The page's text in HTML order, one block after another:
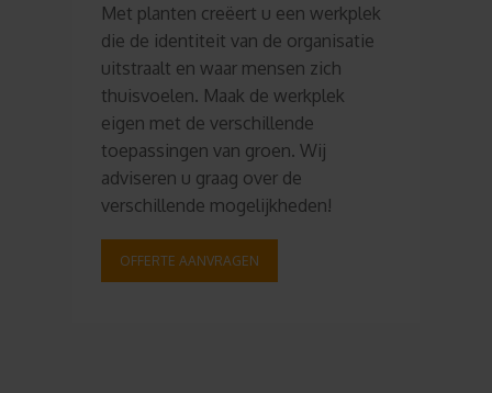
Met planten creëert u een werkplek
die de identiteit van de organisatie
uitstraalt en waar mensen zich
thuisvoelen. Maak de werkplek
eigen met de verschillende
toepassingen van groen. Wij
adviseren u graag over de
verschillende mogelijkheden!
OFFERTE AANVRAGEN